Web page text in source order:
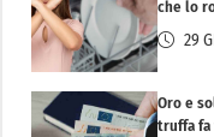
che lo
29
Oro e
truffa fa